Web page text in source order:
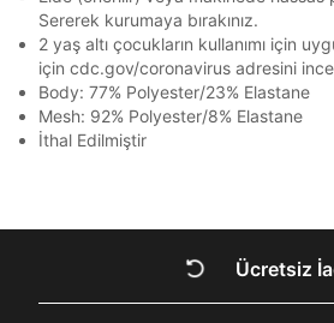
DOĞRU
ARMOUR
Sererek kurumaya bırakınız.
2 yaş altı çocukların kullanımı için
için cdc.gov/coronavirus adresini
Body: 77% Polyester/23% Elastane
Mesh: 92% Polyester/8% Elastane
İthal Edilmiştir
Ücretsiz